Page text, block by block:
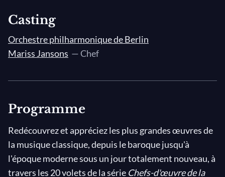
Casting
Orchestre philharmonique de Berlin
Mariss Jansons — Chef
Programme
Redécouvrez et appréciez les plus grandes œuvres de
la musique classique, depuis le baroque jusqu'à
l'époque moderne sous un jour totalement nouveau, à
travers les 20 volets de la série Chefs-d'œuvre de la